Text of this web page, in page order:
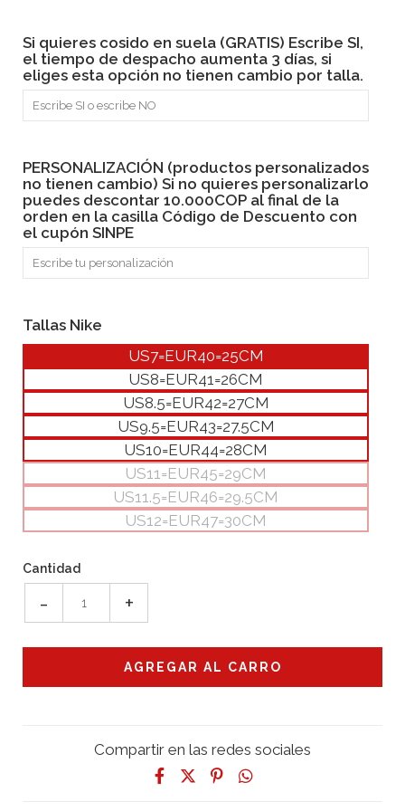
Si quieres cosido en suela (GRATIS) Escribe SI,
el tiempo de despacho aumenta 3 días, si
eliges esta opción no tienen cambio por talla.
PERSONALIZACIÓN (productos personalizados
no tienen cambio) Si no quieres personalizarlo
puedes descontar 10.000COP al final de la
orden en la casilla Código de Descuento con
el cupón SINPE
Tallas Nike
US7=EUR40=25CM
US8=EUR41=26CM
US8.5=EUR42=27CM
US9.5=EUR43=27.5CM
US10=EUR44=28CM
US11=EUR45=29CM
US11.5=EUR46=29.5CM
US12=EUR47=30CM
Cantidad
- +
Compartir en las redes sociales